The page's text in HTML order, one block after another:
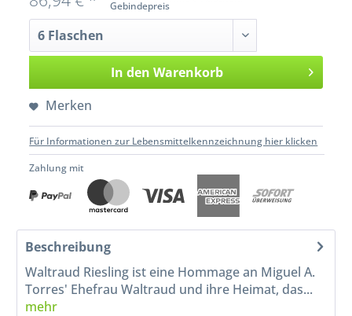
Gebindepreis
In den Warenkorb
Merken
Für Informationen zur Lebensmittelkennzeichnung hier klicken
Zahlung mit
Beschreibung
Waltraud Riesling ist eine Hommage an Miguel A.
Torres' Ehefrau Waltraud und ihre Heimat, das...
mehr